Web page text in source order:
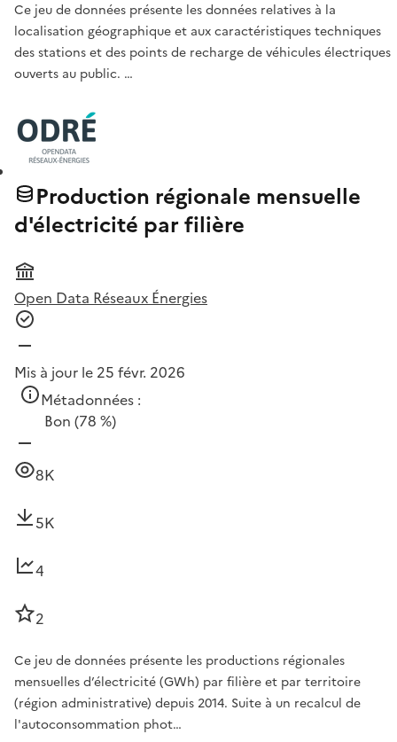
Ce jeu de données présente les données relatives à la
localisation géographique et aux caractéristiques techniques
des stations et des points de recharge de véhicules électriques
ouverts au public. …
Production régionale mensuelle
d'électricité par filière
Open Data Réseaux Énergies
Mis à jour le 25 févr. 2026
Métadonnées :
Bon (78 %)
8K
5K
4
2
Ce jeu de données présente les productions régionales
mensuelles d’électricité (GWh) par filière et par territoire
(région administrative) depuis 2014. Suite à un recalcul de
l'autoconsommation phot…